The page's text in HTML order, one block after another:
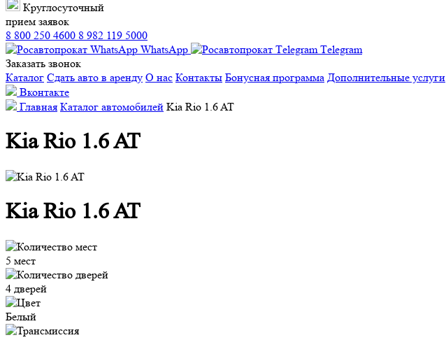
Круглосуточный
прием заявок
8 800 250 4600 8 982 119 5000
WhatsApp
Тelegram
Заказать звонок
Каталог Сдать авто в аренду О нас Контакты Бонусная программа Дополнительные услуги
Вконтакте
Главная Каталог автомобилей Kia Rio 1.6 AT
Kia Rio 1.6 AT
Kia Rio 1.6 AT
5 мест
4 дверей
Белый